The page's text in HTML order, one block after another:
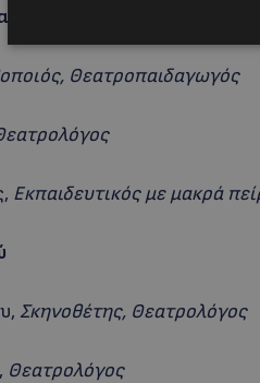
– Ελεύθερης Αμμοχώστου
Θεατροπαιδαγωγός
Εκπαιδευτικός με μακρά
Σκηνοθέτης, Θεατρολόγος
Θεατρολόγος